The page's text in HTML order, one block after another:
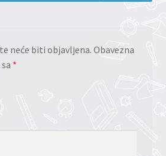
neće biti objavljena. Obavezna
*